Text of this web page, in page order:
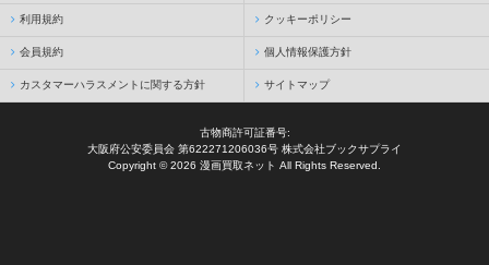
利用規約 クッキーポリシー
会員規約 個人情報保護方針
カスタマーハラスメントに関する方針 サイトマップ
古物商許可証番号:
大阪府公安委員会 第622271206036号 株式会社ブックサプライ
Copyright © 2026 漫画買取ネット All Rights Reserved.